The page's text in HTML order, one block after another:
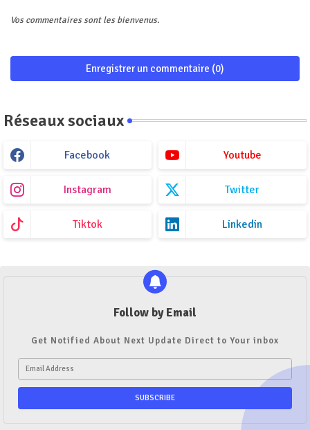
Vos commentaires sont les bienvenus.
Enregistrer un commentaire (0)
Réseaux sociaux
Facebook Youtube
Instagram Twitter
Tiktok Linkedin
Follow by Email
Get Notified About Next Update Direct to Your inbox